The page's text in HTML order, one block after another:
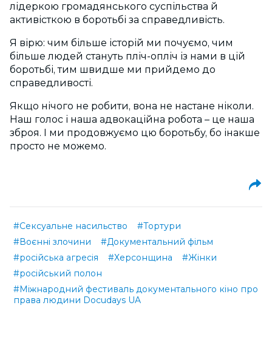
лідеркою громадянського суспільства й
активісткою в боротьбі за справедливість.
Я вірю: чим більше історій ми почуємо, чим
більше людей стануть пліч-опліч із нами в цій
боротьбі, тим швидше ми прийдемо до
справедливості.
Якщо нічого не робити, вона не настане ніколи.
Наш голос і наша адвокаційна робота – це наша
зброя. І ми продовжуємо цю боротьбу, бо інакше
просто не можемо.
#Сексуальне насильство
#Тортури
#Воєнні злочини
#Документальний фільм
#російська агресія
#Херсонщина
#Жінки
#російський полон
#Міжнародний фестиваль документального кіно про
права людини Docudays UA